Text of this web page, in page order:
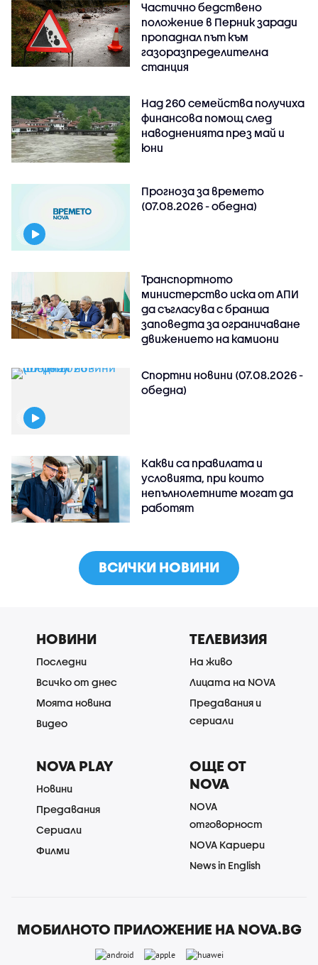
Частично бедствено
положение в Перник заради
пропаднал път към
газоразпределителна
станция
Над 260 семейства получиха
финансова помощ след
наводненията през май и
юни
Прогноза за времето
(07.08.2026 - обедна)
Транспортното
министерство иска от АПИ
да съгласува с бранша
заповедта за ограничаване
движението на камиони
Спортни новини (07.08.2026 -
обедна)
Какви са правилата и
условията, при които
непълнолетните могат да
работят
ВСИЧКИ НОВИНИ
НОВИНИ
Последни
Всичко от днес
Моята новина
Видео
ТЕЛЕВИЗИЯ
На живо
Лицата на NOVA
Предавания и
сериали
NOVA PLAY
Новини
Предавания
Сериали
Филми
ОЩЕ ОТ
NOVA
NOVA
отговорност
NOVA Кариери
News in English
МОБИЛНОТО ПРИЛОЖЕНИЕ НА NOVA.BG